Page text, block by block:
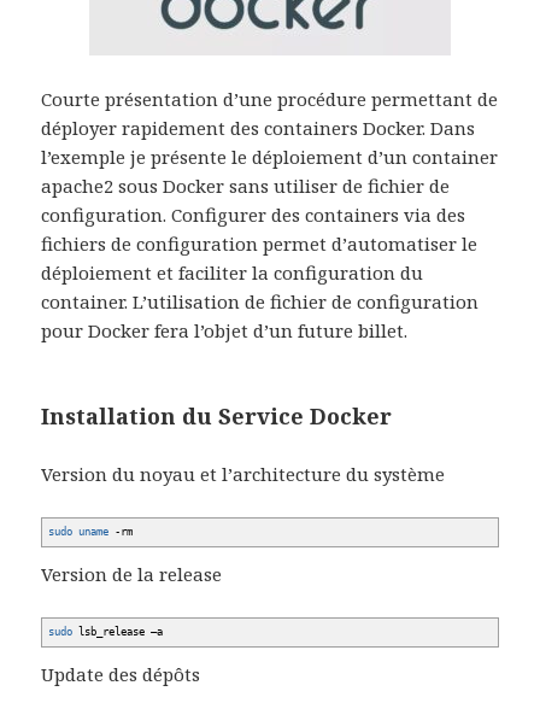
Courte présentation d’une procédure permettant de
déployer rapidement des containers Docker. Dans
l’exemple je présente le déploiement d’un container
apache2 sous Docker sans utiliser de fichier de
configuration. Configurer des containers via des
fichiers de configuration permet d’automatiser le
déploiement et faciliter la configuration du
container. L’utilisation de fichier de configuration
pour Docker fera l’objet d’un future billet.
Installation du Service Docker
Version du noyau et l’architecture du système
sudo uname -rm
Version de la release
sudo lsb_release –a
Update des dépôts